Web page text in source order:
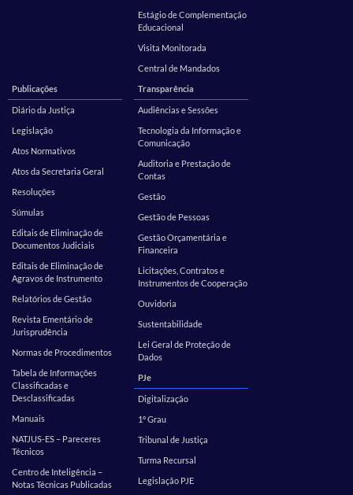
Estágio de Complementação
Educacional
Visita Monitorada
Central de Mandados
Publicações
Diário da Justiça
Legislação
Atos Normativos
Atos da Secretaria Geral
Resoluções
Súmulas
Editais de Eliminação de
Documentos Judiciais
Editais de Eliminação de
Agravos de Instrumento
Relatórios de Gestão
Revista Ementário de
Jurisprudência
Normas de Procedimentos
Tabela de Informações
Classificadas e
Desclassificadas
Manuais
NATJUS-ES – Pareceres
Técnicos
Centro de Inteligência –
Notas Técnicas Publicadas
Transparência
Audiências e Sessões
Tecnologia da Informação e
Comunicação
Auditoria e Prestação de
Contas
Gestão
Gestão de Pessoas
Gestão Orçamentária e
Financeira
Licitações, Contratos e
Instrumentos de Cooperação
Ouvidoria
Sustentabilidade
Lei Geral de Proteção de
Dados
PJe
Digitalização
1º Grau
Tribunal de Justiça
Turma Recursal
Legislação PJE